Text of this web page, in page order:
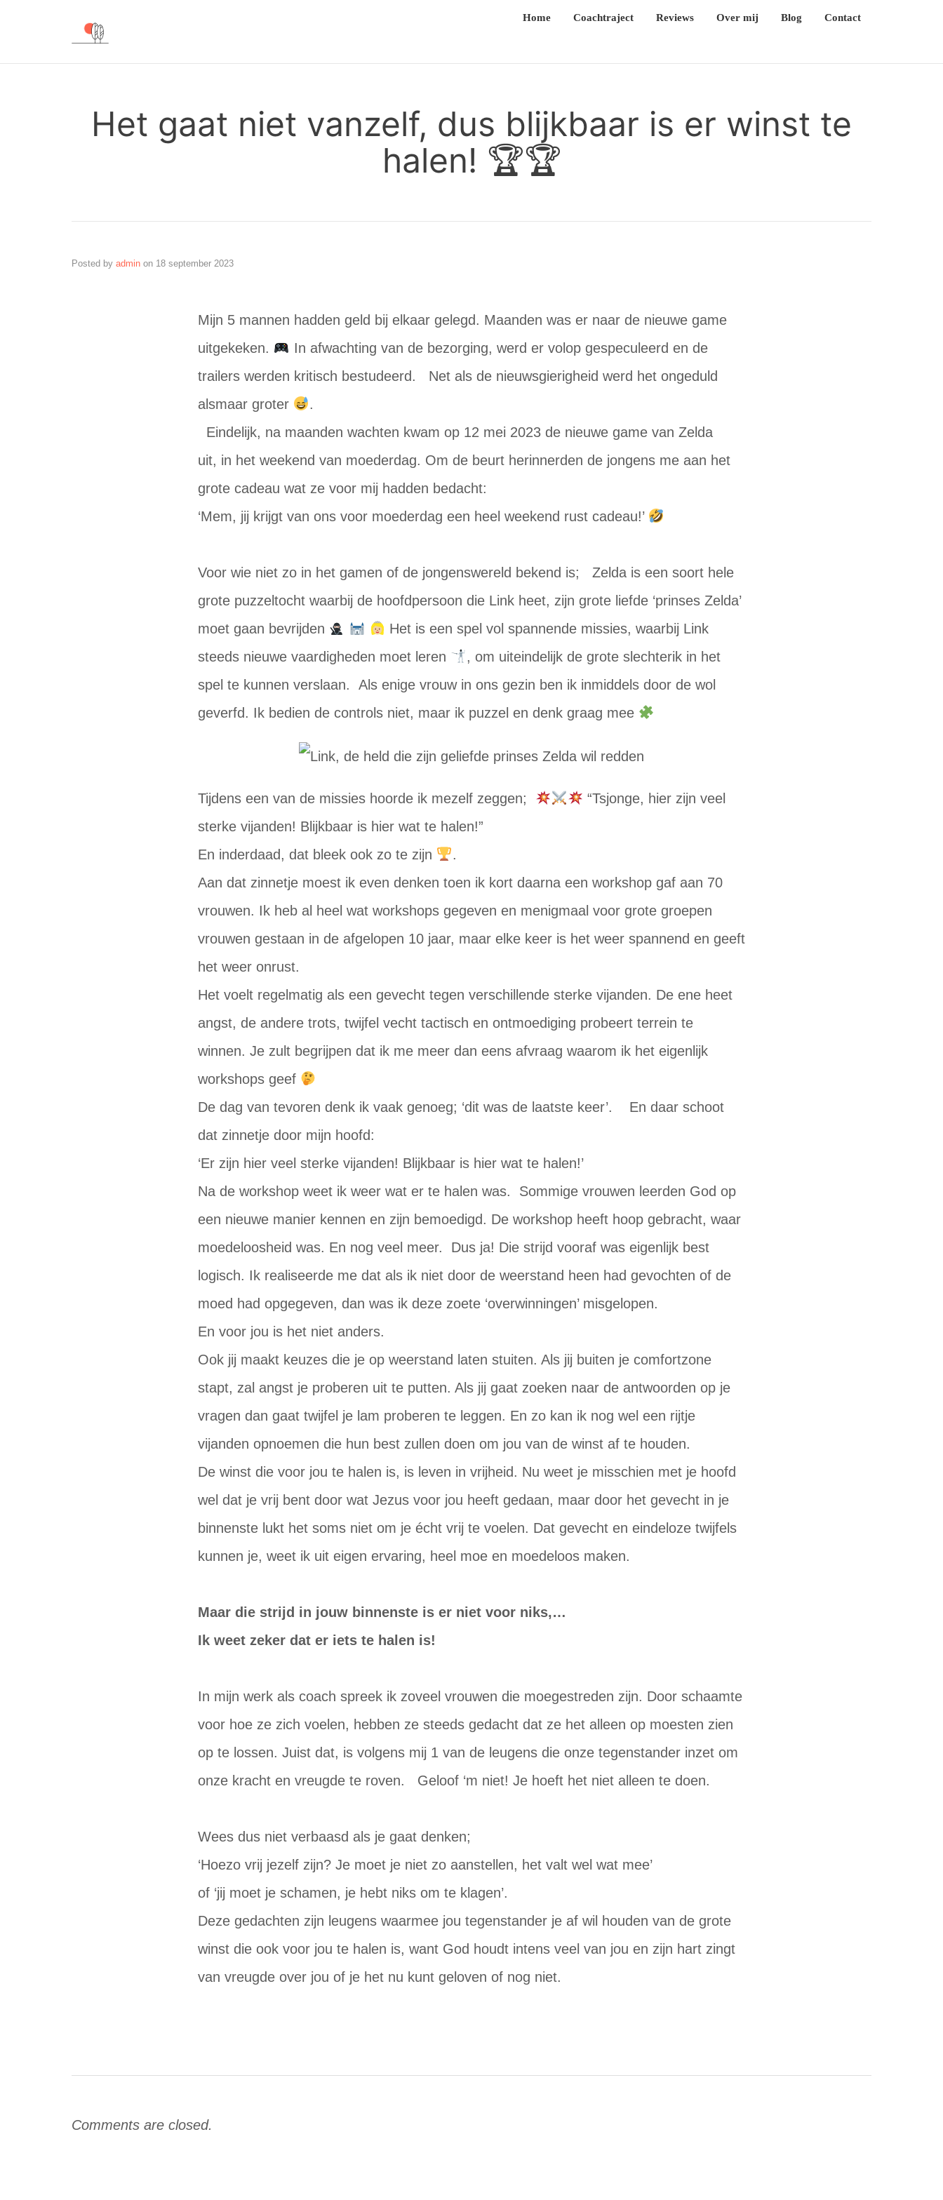
Home Coachtraject Reviews Over mij Blog Contact
Het gaat niet vanzelf, dus blijkbaar is er winst te
halen! 🏆🏆
Posted by admin on 18 september 2023
Mijn 5 mannen hadden geld bij elkaar gelegd. Maanden was er naar de nieuwe game
uitgekeken.
In afwachting van de bezorging, werd er volop gespeculeerd en de
trailers werden kritisch bestudeerd. Net als de nieuwsgierigheid werd het ongeduld
alsmaar groter
.
Eindelijk, na maanden wachten kwam op 12 mei 2023 de nieuwe game van Zelda
uit, in het weekend van moederdag. Om de beurt herinnerden de jongens me aan het
grote cadeau wat ze voor mij hadden bedacht:
‘Mem, jij krijgt van ons voor moederdag een heel weekend rust cadeau!’
Voor wie niet zo in het gamen of de jongenswereld bekend is; Zelda is een soort hele
grote puzzeltocht waarbij de hoofdpersoon die Link heet, zijn grote liefde ‘prinses Zelda’
moet gaan bevrijden
Het is een spel vol spannende missies, waarbij Link
steeds nieuwe vaardigheden moet leren
, om uiteindelijk de grote slechterik in het
spel te kunnen verslaan. Als enige vrouw in ons gezin ben ik inmiddels door de wol
geverfd. Ik bedien de controls niet, maar ik puzzel en denk graag mee
Tijdens een van de missies hoorde ik mezelf zeggen;
“Tsjonge, hier zijn veel
sterke vijanden! Blijkbaar is hier wat te halen!”
En inderdaad, dat bleek ook zo te zijn
.
Aan dat zinnetje moest ik even denken toen ik kort daarna een workshop gaf aan 70
vrouwen. Ik heb al heel wat workshops gegeven en menigmaal voor grote groepen
vrouwen gestaan in de afgelopen 10 jaar, maar elke keer is het weer spannend en geeft
het weer onrust.
Het voelt regelmatig als een gevecht tegen verschillende sterke vijanden. De ene heet
angst, de andere trots, twijfel vecht tactisch en ontmoediging probeert terrein te
winnen. Je zult begrijpen dat ik me meer dan eens afvraag waarom ik het eigenlijk
workshops geef
De dag van tevoren denk ik vaak genoeg; ‘dit was de laatste keer’. En daar schoot
dat zinnetje door mijn hoofd:
‘Er zijn hier veel sterke vijanden! Blijkbaar is hier wat te halen!’
Na de workshop weet ik weer wat er te halen was. Sommige vrouwen leerden God op
een nieuwe manier kennen en zijn bemoedigd. De workshop heeft hoop gebracht, waar
moedeloosheid was. En nog veel meer. Dus ja! Die strijd vooraf was eigenlijk best
logisch. Ik realiseerde me dat als ik niet door de weerstand heen had gevochten of de
moed had opgegeven, dan was ik deze zoete ‘overwinningen’ misgelopen.
En voor jou is het niet anders.
Ook jij maakt keuzes die je op weerstand laten stuiten. Als jij buiten je comfortzone
stapt, zal angst je proberen uit te putten. Als jij gaat zoeken naar de antwoorden op je
vragen dan gaat twijfel je lam proberen te leggen. En zo kan ik nog wel een rijtje
vijanden opnoemen die hun best zullen doen om jou van de winst af te houden.
De winst die voor jou te halen is, is leven in vrijheid. Nu weet je misschien met je hoofd
wel dat je vrij bent door wat Jezus voor jou heeft gedaan, maar door het gevecht in je
binnenste lukt het soms niet om je écht vrij te voelen. Dat gevecht en eindeloze twijfels
kunnen je, weet ik uit eigen ervaring, heel moe en moedeloos maken.
Maar die strijd in jouw binnenste is er niet voor niks,…
Ik weet zeker dat er iets te halen is!
In mijn werk als coach spreek ik zoveel vrouwen die moegestreden zijn. Door schaamte
voor hoe ze zich voelen, hebben ze steeds gedacht dat ze het alleen op moesten zien
op te lossen. Juist dat, is volgens mij 1 van de leugens die onze tegenstander inzet om
onze kracht en vreugde te roven. Geloof ‘m niet! Je hoeft het niet alleen te doen.
Wees dus niet verbaasd als je gaat denken;
‘Hoezo vrij jezelf zijn? Je moet je niet zo aanstellen, het valt wel wat mee’
of ‘jij moet je schamen, je hebt niks om te klagen’.
Deze gedachten zijn leugens waarmee jou tegenstander je af wil houden van de grote
winst die ook voor jou te halen is, want God houdt intens veel van jou en zijn hart zingt
van vreugde over jou of je het nu kunt geloven of nog niet.
Comments are closed.